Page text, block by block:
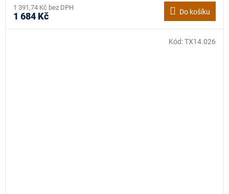
1 391,74 Kč bez DPH
1 684 Kč Do košíku
Kód:TX14.026